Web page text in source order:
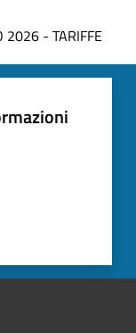
2026 - TARIFFE